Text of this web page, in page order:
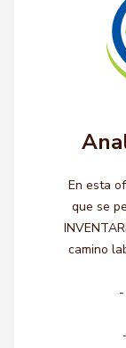
En esta
que se
camino